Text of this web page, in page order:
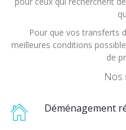
Pour que vos transferts
meilleures conditions
de
Nos
Déménagement